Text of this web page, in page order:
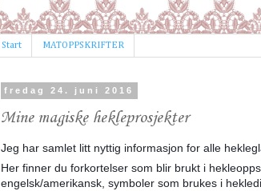
Start MATOPPSKRIFTER
fredag 24. juni 2016
Mine magiske hekleprosjekter
Jeg har samlet litt nyttig informasjon for alle
Her finner du forkortelser som blir brukt i
engelsk/amerikansk, symboler som brukes i